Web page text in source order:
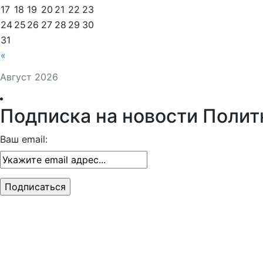
Август 2026
«
17 18 19 20 21 22 23
24 25 26 27 28 29 30
31
Подписка на новости
Ваш email: